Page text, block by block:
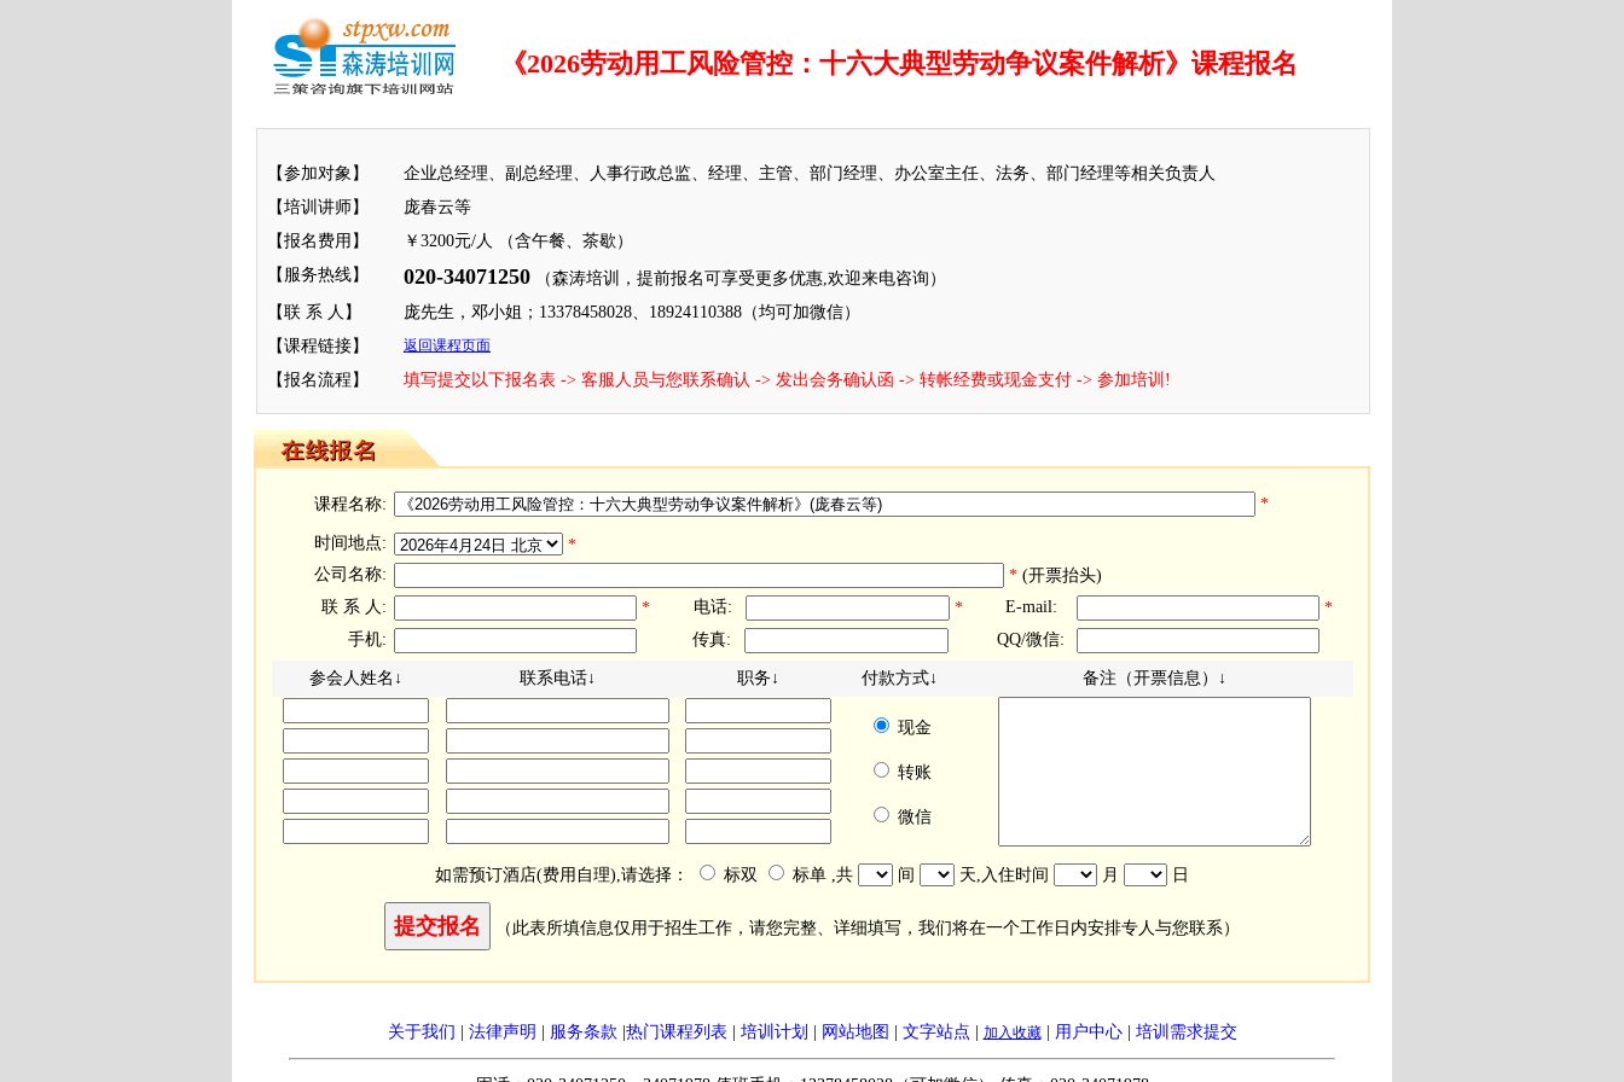
《2026劳动用工风险管控：十六大典型劳动争议案件解析》课程报名
【参加对象】
企业总经理、副总经理、人事行政总监、经理、主管、部门经理、办公室主任、法务、部门经理等相关负责人
【培训讲师】
庞春云等
【报名费用】
￥3200元/人 （含午餐、茶歇）
【服务热线】
020-34071250 （森涛培训，提前报名可享受更多优惠,欢迎来电咨询）
【联 系 人】
庞先生，邓小姐；13378458028、18924110388（均可加微信）
【课程链接】
返回课程页面
【报名流程】 填写提交以下报名表 -> 客服人员与您联系确认 -> 发出会务确认函 -> 转帐经费或现金支付 -> 参加培训!
课程名称: *
时间地点:
*
公司名称:
* (开票抬头)
联 系 人:
* 电话: * E-mail:
*
手机:
传真: QQ/微信:
参会人姓名↓ 联系电话↓ 职务↓ 付款方式↓ 备注（开票信息）↓
现金
转账
微信
如需预订酒店(费用自理),请选择： 标双 标单 ,共 间 天,入住时间 月 日
（此表所填信息仅用于招生工作，请您完整、详细填写，我们将在一个工作日内安排专人与您联系）
关于我们 法律声明 服务条款 热门课程列表| 培训计划 网站地图 文字站点 加入收藏| 用户中心| 培训需求提交